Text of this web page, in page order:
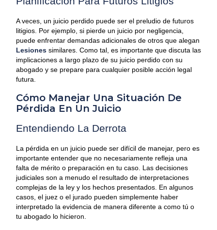
A veces, un juicio perdido puede ser el preludio de futuros
litigios. Por ejemplo, si pierde un juicio por negligencia,
puede enfrentar demandas adicionales de otros que alegan
Lesiones similares. Como tal, es importante que discuta las
implicaciones a largo plazo de su juicio perdido con su
abogado y se prepare para cualquier posible acción legal
futura.
Cómo Manejar Una Situación De
Pérdida En Un Juicio
Entendiendo La Derrota
La pérdida en un juicio puede ser difícil de manejar, pero es
importante entender que no necesariamente refleja una
falta de mérito o preparación en tu caso. Las decisiones
judiciales son a menudo el resultado de interpretaciones
complejas de la ley y los hechos presentados. En algunos
casos, el juez o el jurado pueden simplemente haber
interpretado la evidencia de manera diferente a como tú o
tu abogado lo hicieron.